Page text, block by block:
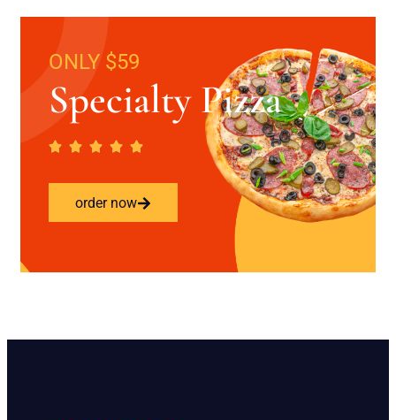
ONLY $59
Specialty Pizza
order now